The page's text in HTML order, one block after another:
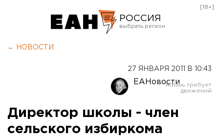
РОССИЯ
Оренбург
[18+]
← НОВОСТИ
27 ЯНВАРЯ 2011 В 10:43
ЕАНовости
Директор школы - член
сельского избиркома